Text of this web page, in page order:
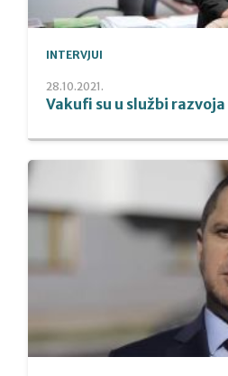
INTERVJUI
28.10.2021.
Vakufi su u službi